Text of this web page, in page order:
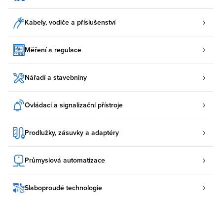
Kabely, vodiče a příslušenství
Měření a regulace
Nářadí a stavebniny
Ovládací a signalizační přístroje
Prodlužky, zásuvky a adaptéry
Průmyslová automatizace
Slaboproudé technologie